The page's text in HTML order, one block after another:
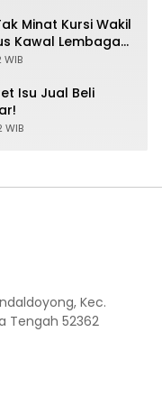
Minat Kursi Wakil
Kawal Lembaga
Isu Jual Beli
WIB
Kec.
Tengah 52362